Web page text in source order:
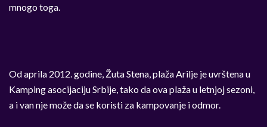
mnogo toga.
Od aprila 2012. godine, Žuta Stena, plaža Arilje je uvrštena u
Kamping asocijaciju Srbije, tako da ova plaža u letnjoj sezoni,
a i van nje može da se koristi za kampovanje i odmor.